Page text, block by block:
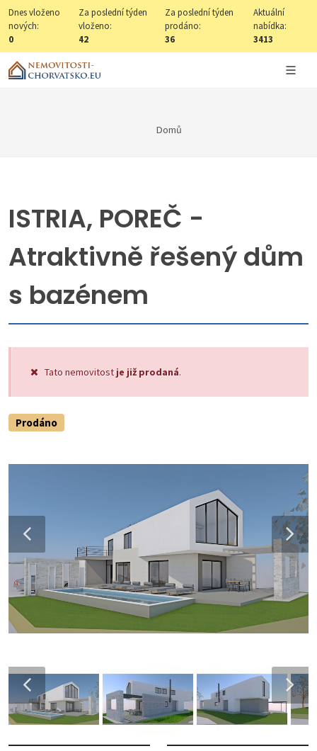
Dnes vloženo
nových:
0
Za poslední týden
vloženo:
42
Za poslední týden
prodáno:
36
Aktuální
nabídka:
3413
Domů
ISTRIA, POREČ -
Atraktivně řešený dům
s bazénem
Tato nemovitost je již prodaná.
Prodáno